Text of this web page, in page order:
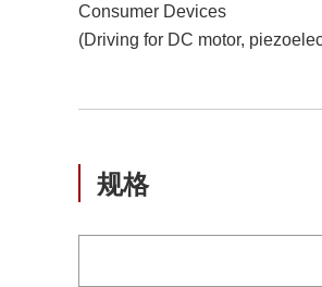
Consumer Devices
(Driving for DC motor,
规格